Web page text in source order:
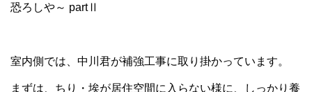
恐ろしや～ partⅡ
室内側では、中川君が補強工事に取り掛かっています。
まずは、ちり・埃が居住空間に入らない様に、しっかり養